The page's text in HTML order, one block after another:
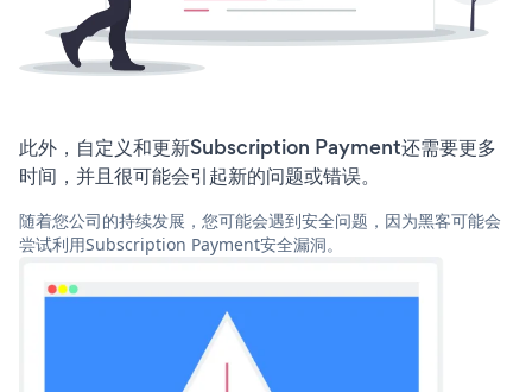
此外，自定义和更新Subscription Payment还需要更多
时间，并且很可能会引起新的问题或错误。
随着您公司的持续发展，您可能会遇到安全问题，因为黑客可能会
尝试利用Subscription Payment安全漏洞。